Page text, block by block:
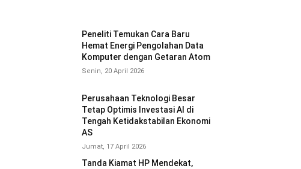
Peneliti Temukan Cara Baru
Hemat Energi Pengolahan Data
Komputer dengan Getaran Atom
Senin, 20 April 2026
Perusahaan Teknologi Besar
Tetap Optimis Investasi AI di
Tengah Ketidakstabilan Ekonomi
AS
Jumat, 17 April 2026
Tanda Kiamat HP Mendekat,